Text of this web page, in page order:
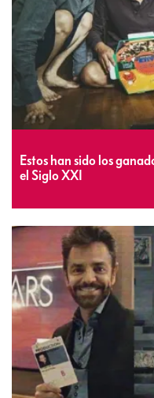
Estos han sido los
el Siglo XXI